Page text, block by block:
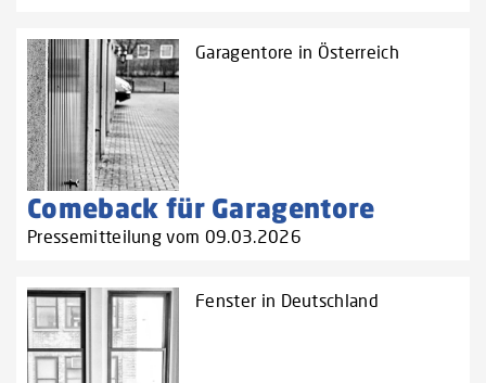
Garagentore in Österreich
Comeback für Garagentore
Pressemitteilung vom 09.03.2026
Fenster in Deutschland